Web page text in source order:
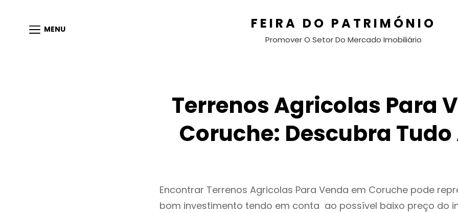
MENU FEIRA DO PATRIMÓNIO
Promover O Setor Do Mercado Imobiliário
Terrenos Agricolas Para
Coruche: Descubra
Encontrar Terrenos Agricolas Para Venda em Coruche pode
bom investimento tendo em conta ao possível baixo preço do